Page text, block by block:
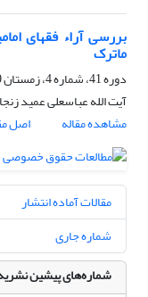
بررسی آراء فقهای
ماترک
دوره 41، شماره 4، زمستان 1390، صفحه
آیت الله عباسعلی عمید
مشاهده مقاله
اصل
مقالات آماده انتشار
شماره جاری
شماره‌های پیشین